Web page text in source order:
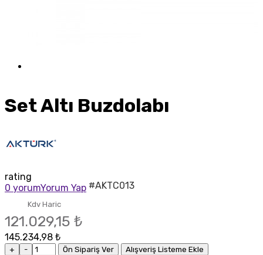
Set Altı Buzdolabı
rating
0 yorumYorum Yap #AKTC013
Kdv Haric
121.029,15 ₺
145.234,98 ₺
+ - Ön Sipariş Ver
Alışveriş Listeme Ekle